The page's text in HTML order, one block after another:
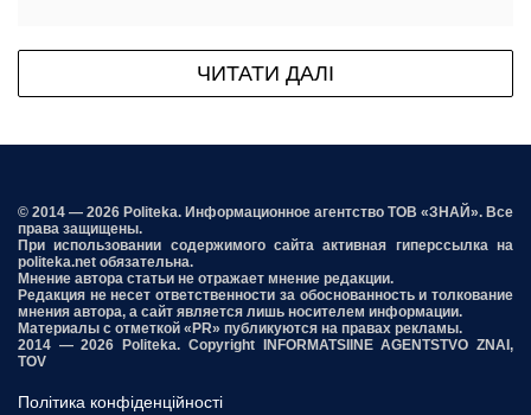
ЧИТАТИ ДАЛІ
© 2014 — 2026 Politeka. Информационное агентство ТОВ «ЗНАЙ». Все
права защищены.
При использовании содержимого сайта активная гиперссылка на
politeka.net обязательна.
Мнение автора статьи не отражает мнение редакции.
Редакция не несет ответственности за обоснованность и толкование
мнения автора, а сайт является лишь носителем информации.
Материалы с отметкой «PR» публикуются на правах рекламы.
2014 — 2026 Politeka. Copyright INFORMATSIINE AGENTSTVO ZNAI,
TOV
Політика конфіденційності